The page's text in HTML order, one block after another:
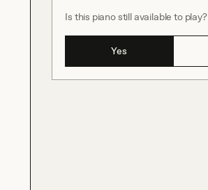
Is this piano still available to play?
Yes